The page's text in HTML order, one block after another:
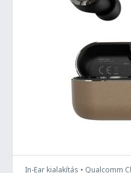
In-Ear kialakítás • Qualcomm